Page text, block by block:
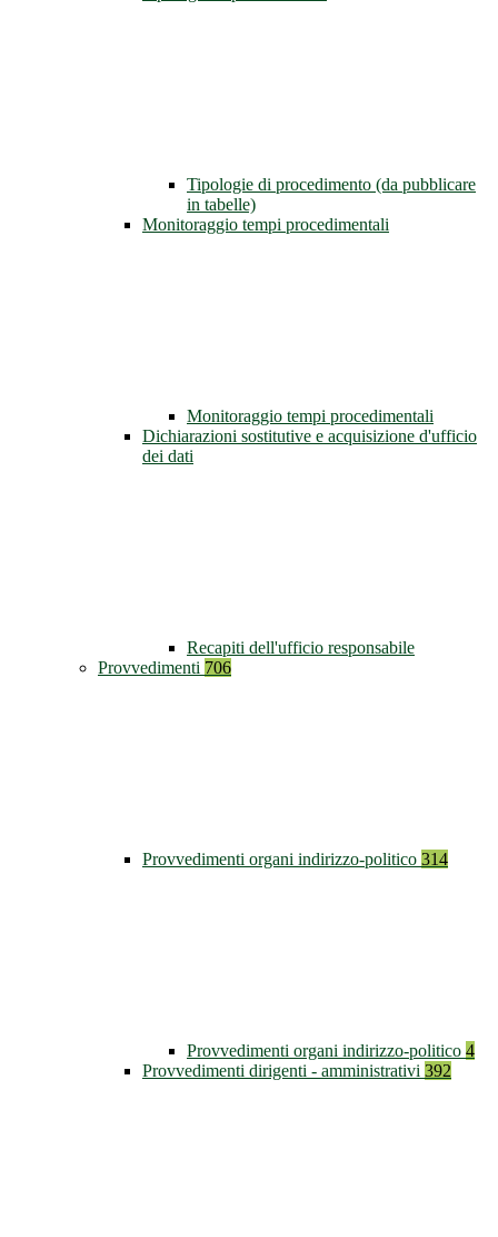
Tipologie di procedimento (da pubblicare
in tabelle)
Monitoraggio tempi procedimentali
Monitoraggio tempi procedimentali
Dichiarazioni sostitutive e acquisizione d'ufficio
dei dati
Recapiti dell'ufficio responsabile
Provvedimenti 706
Provvedimenti organi indirizzo-politico 314
Provvedimenti organi indirizzo-politico 4
Provvedimenti dirigenti - amministrativi 392